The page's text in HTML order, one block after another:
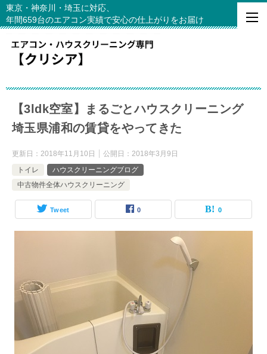
東京・神奈川・埼玉に対応、
年間659台のエアコン実績で安心の仕上がりをお届け
【3ldk空室】まるごとハウスクリーニング
埼玉県浦和の賃貸をやってきた
更新日： 2018年11月10日 公開日： 2018年3月9日
トイレ
ハウスクリーニングブログ
中古物件全体ハウスクリーニング
Tweet 0 0